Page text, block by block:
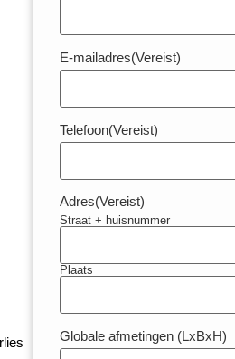
E-mailadres(Vereist)
Telefoon(Vereist)
Adres(Vereist)
Straat + huisnummer
Plaats
Globale afmetingen (LxBxH)